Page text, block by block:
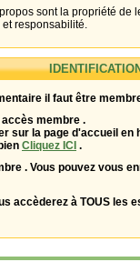
sont la propriété de
responsabilité.
il faut être
membre .
sur la page d'accueil en
Cliquez ICI .
. Vous pouvez vous
accèderez à TOUS les